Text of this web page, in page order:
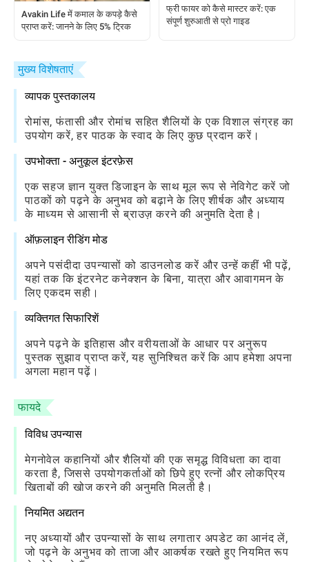
Avakin Life में कमाल के कपड़े कैसे
प्राप्त करें: जानने के लिए 5% ट्रिक
फ्री फायर को कैसे मास्टर करें: एक
संपूर्ण शुरुआती से प्रो गाइड
मुख्य विशेषताएं
व्यापक पुस्तकालय
रोमांस, फंतासी और रोमांच सहित शैलियों के एक विशाल संग्रह का
उपयोग करें, हर पाठक के स्वाद के लिए कुछ प्रदान करें।
उपभोक्ता - अनुकूल इंटरफ़ेस
एक सहज ज्ञान युक्त डिजाइन के साथ मूल रूप से नेविगेट करें जो
पाठकों को पढ़ने के अनुभव को बढ़ाने के लिए शीर्षक और अध्याय
के माध्यम से आसानी से ब्राउज़ करने की अनुमति देता है।
ऑफ़लाइन रीडिंग मोड
अपने पसंदीदा उपन्यासों को डाउनलोड करें और उन्हें कहीं भी पढ़ें,
यहां तक ​​कि इंटरनेट कनेक्शन के बिना, यात्रा और आवागमन के
लिए एकदम सही।
व्यक्तिगत सिफारिशें
अपने पढ़ने के इतिहास और वरीयताओं के आधार पर अनुरूप
पुस्तक सुझाव प्राप्त करें, यह सुनिश्चित करें कि आप हमेशा अपना
अगला महान पढ़ें।
फायदे
विविध उपन्यास
मेगनोवेल कहानियों और शैलियों की एक समृद्ध विविधता का दावा
करता है, जिससे उपयोगकर्ताओं को छिपे हुए रत्नों और लोकप्रिय
खिताबों की खोज करने की अनुमति मिलती है।
नियमित अद्यतन
नए अध्यायों और उपन्यासों के साथ लगातार अपडेट का आनंद लें,
जो पढ़ने के अनुभव को ताजा और आकर्षक रखते हुए नियमित रूप